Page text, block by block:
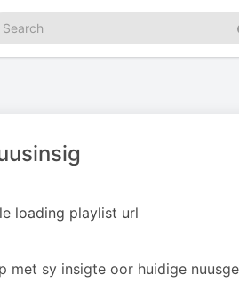
loading playlist url
met sy insigte oor huidige